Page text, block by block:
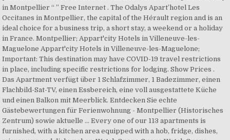
in Montpellier “ ” Free Internet . The Odalys Apart’hotel Les
Occitanes in Montpellier, the capital of the Hérault region and is an
ideal choice for a business trip, a short stay, a weekend or a holiday
in France. Montpellier; Appart'city Hotels in Villeneuve-les-
Maguelone Appart'city Hotels in Villeneuve-les-Maguelone;
Important: This destination may have COVID-19 travel restrictions
in place, including specific restrictions for lodging. Show Prices .
Das Apartment verfügt über 1 Schlafzimmer, 1 Badezimmer, einen
Flachbild-Sat-TV, einen Essbereich, eine voll ausgestattete Küche
und einen Balkon mit Meerblick. Entdecken Sie echte
Gästebewertungen für Ferienwohnung - Montpellier (Historisches
Zentrum) sowie aktuelle … Every one of our 113 apartments is
furnished, with a kitchen area equipped with a hob, fridge, dishes,